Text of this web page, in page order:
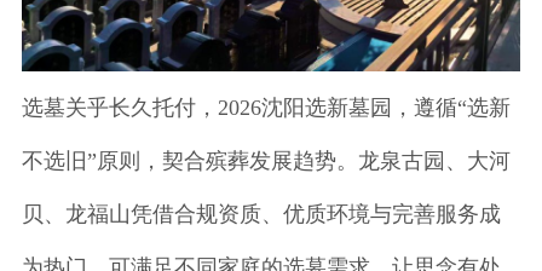
选墓关乎长久托付，2026沈阳选新墓园，遵循“选新
不选旧”原则，契合殡葬发展趋势。龙泉古园、大河
贝、龙福山凭借合规资质、优质环境与完善服务成